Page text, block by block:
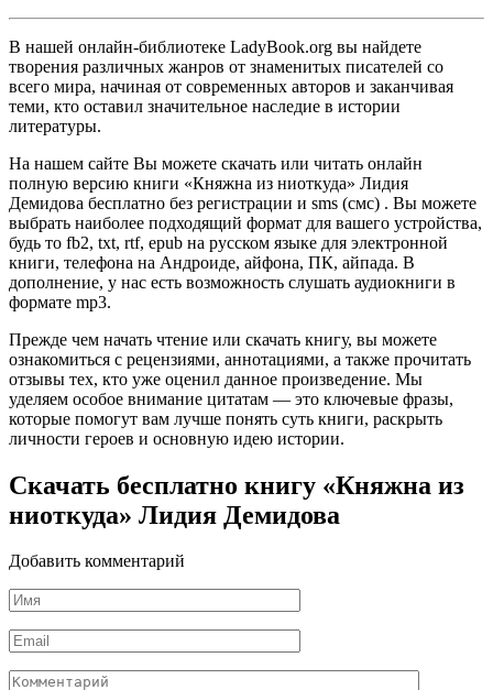
В нашей онлайн-библиотеке LadyBook.org вы найдете
творения различных жанров от знаменитых писателей со
всего мира, начиная от современных авторов и заканчивая
теми, кто оставил значительное наследие в истории
литературы.
На нашем сайте Вы можете скачать или читать онлайн
полную версию книги «Княжна из ниоткуда» Лидия
Демидова бесплатно без регистрации и sms (смс) . Вы можете
выбрать наиболее подходящий формат для вашего устройства,
будь то fb2, txt, rtf, epub на русском языке для электронной
книги, телефона на Андроиде, айфона, ПК, айпада. В
дополнение, у нас есть возможность слушать аудиокниги в
формате mp3.
Прежде чем начать чтение или скачать книгу, вы можете
ознакомиться с рецензиями, аннотациями, а также прочитать
отзывы тех, кто уже оценил данное произведение. Мы
уделяем особое внимание цитатам — это ключевые фразы,
которые помогут вам лучше понять суть книги, раскрыть
личности героев и основную идею истории.
Скачать бесплатно книгу «Княжна из
ниоткуда» Лидия Демидова
Добавить комментарий
Имя
*
Email
*
Комментарий